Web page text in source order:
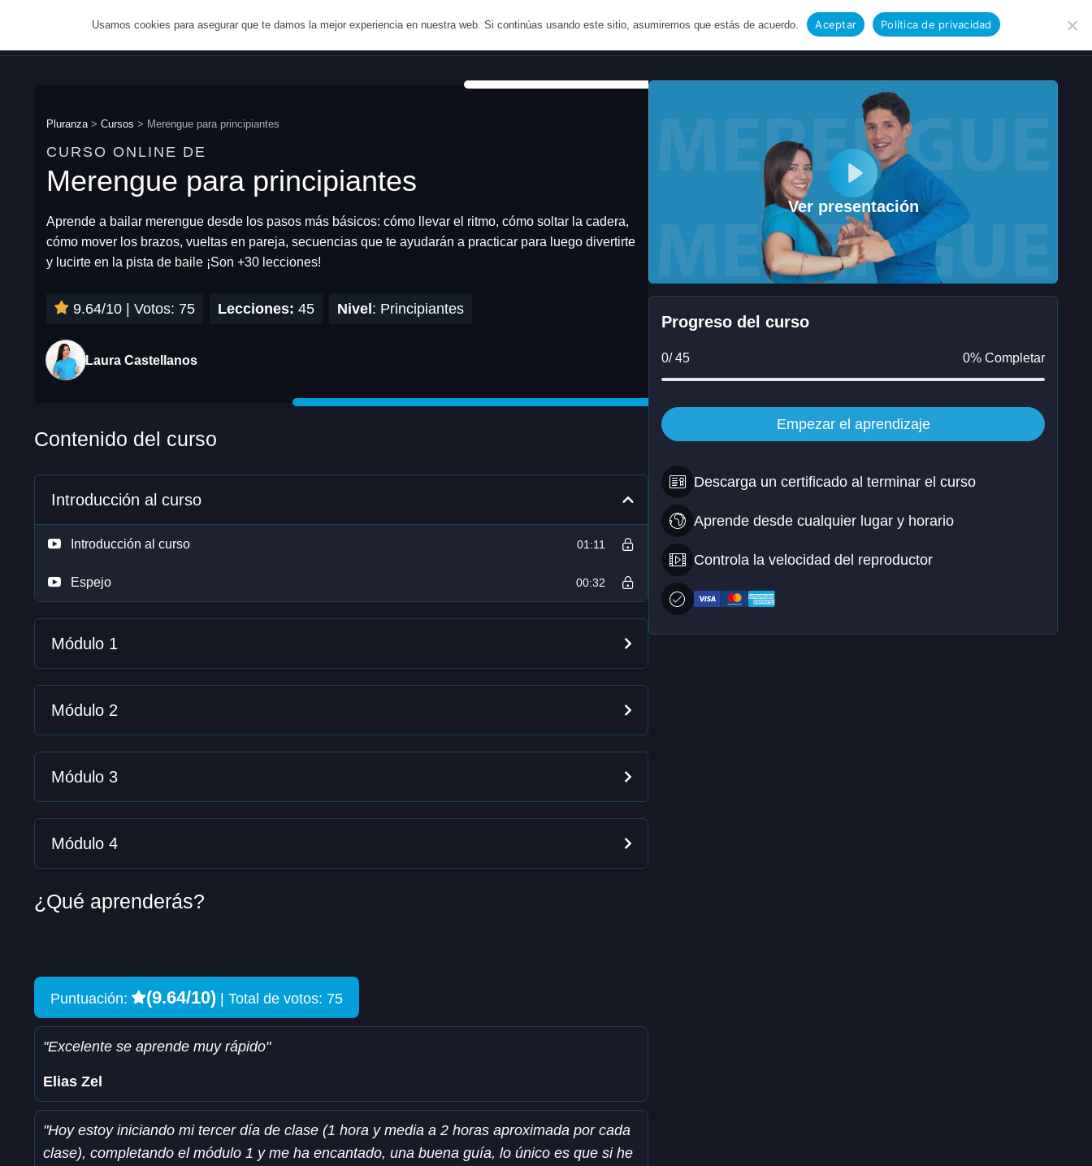
Inicio Aprende Planes Ayuda Blog Ingreso/Registro
Pluranza> Cursos > Merengue para principiantes
CURSO ONLINE DE
Merengue para principiantes
Aprende a bailar merengue desde los pasos más básicos: cómo llevar el ritmo, cómo soltar la cadera,
cómo mover los brazos, vueltas en pareja, secuencias que te ayudarán a practicar para luego divertirte
y lucirte en la pista de baile ¡Son +30 lecciones!
9.64/10 | Votos: 75 Lecciones: 45 Nivel : Principiantes
Laura Castellanos
Contenido del curso
Introducción al curso
Introducción al curso 01:11
Espejo 00:32
Módulo 1
Módulo 2
Módulo 3
Módulo 4
¿Qué aprenderás?
Puntuación: (9.64/10) Total de votos: 75
"Excelente se aprende muy rápido"
Elias Zel
"Hoy estoy iniciando mi tercer día de clase (1 hora y media a 2 horas aproximada por cada
clase), completando el módulo 1 y me ha encantado, una buena guía, lo único es que si he
Ver presentación
Progreso del curso
0/ 45 0% Completar
Empezar el aprendizaje
Descarga un certificado al terminar el curso
Aprende desde cualquier lugar y horario
Controla la velocidad del reproductor
POPULAR 30% OFF
Usamos cookies para asegurar que te damos la mejor experiencia en nuestra web. Si continúas usando este sitio, asumiremos que estás de acuerdo. Aceptar Política de privacidad